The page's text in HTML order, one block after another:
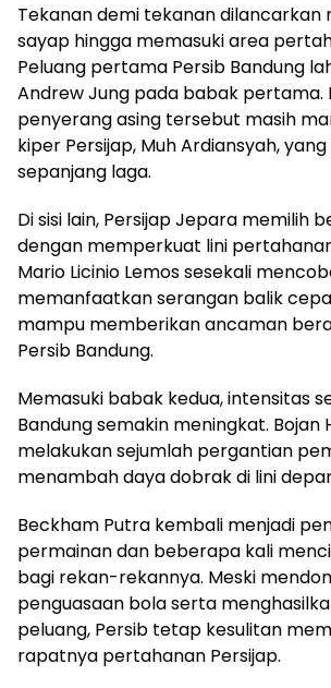
Tekanan demi tekanan dilancarkan
sayap hingga memasuki area
Peluang pertama Persib Bandung
Andrew Jung pada babak pertama.
penyerang asing tersebut masih
kiper Persijap, Muh Ardiansyah,
sepanjang laga.
Di sisi lain, Persijap Jepara memilih
dengan memperkuat lini
Mario Licinio Lemos sesekali
memanfaatkan serangan balik
mampu memberikan ancaman
Persib Bandung.
Memasuki babak kedua, intensitas
Bandung semakin meningkat. Bojan
melakukan sejumlah pergantian
menambah daya dobrak di lini
Beckham Putra kembali menjadi
permainan dan beberapa kali
bagi rekan-rekannya. Meski
penguasaan bola serta
peluang, Persib tetap kesulitan
rapatnya pertahanan Persijap.